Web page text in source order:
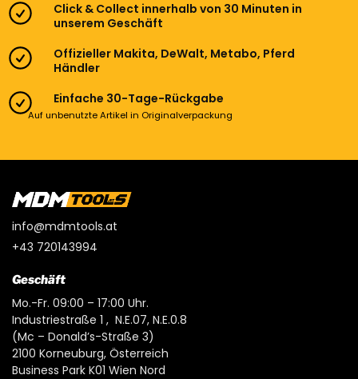
Click & Collect innerhalb von 30 Minuten in
unserem Geschäft
Offizieller Makita, DeWalt, Metabo, Pferd
Händler
Einfache 30-Tage-Rückgabe
Auf unbenutzte Artikel in Originalverpackung
info@mdmtools.at
+43 720143994
Geschäft
Mo.-Fr. 09:00 – 17:00 Uhr.
Industriestraße 1 , N.E.07, N.E.0.8
(Mc – Donald’s-Straße 3)
2100 Korneuburg, Österreich
Business Park K01 Wien Nord